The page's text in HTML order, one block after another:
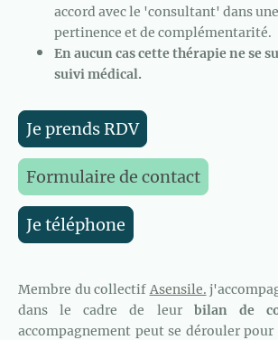
accord avec le 'consultant' dans
pertinence et de complémentarité.
En aucun cas cette thérapie ne se
suivi médical.
Je prends RDV
Je téléphone
Formulaire de contact
Membre du collectif Asensile.
dans le cadre de leur
bilan de
accompagnement peut se dérouler